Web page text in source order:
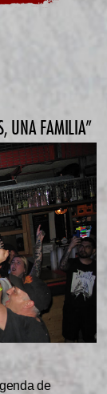
UNA FAMILIA”
de